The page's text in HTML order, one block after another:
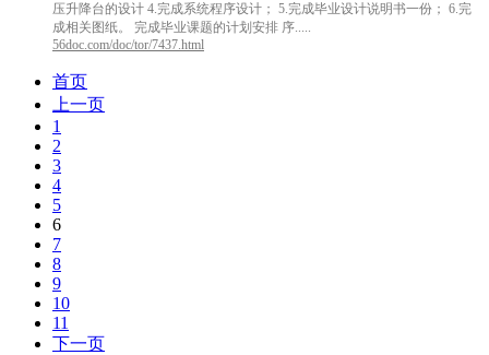
压升降台的设计 4.完成系统程序设计； 5.完成毕业设计说明书一份； 6.完
成相关图纸。 完成毕业课题的计划安排 序.....
56doc.com/doc/tor/7437.html
首页
上一页
1
2
3
4
5
6
7
8
9
10
11
下一页